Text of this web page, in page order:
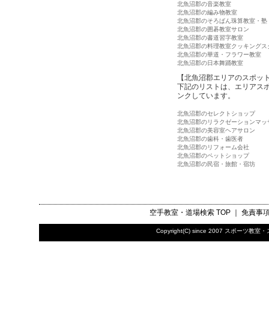
北魚沼郡の音楽教室
北魚沼郡の編み物教室
北魚沼郡のそろばん珠算教室・塾
北魚沼郡の囲碁教室サロン
北魚沼郡の書道習字教室
北魚沼郡の料理教室クッキングス
北魚沼郡の華道・フラワー教室
北魚沼郡の日本舞踊教室
【北魚沼郡エリアのスポッ
下記のリストは、エリアス
ンクしています。
北魚沼郡のセレクトショップ
北魚沼郡のリラクゼーションマッ
北魚沼郡の美容室ヘアサロン
北魚沼郡の歯科・歯医者
北魚沼郡のリフォーム会社
北魚沼郡のペットショップ
北魚沼郡の民宿・旅館・宿坊
空手教室・道場検索TOP ｜ 免責事
Copyright(C) since 2007 スポーツ教室・